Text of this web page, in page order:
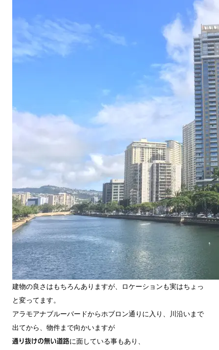
建物の良さはもちろんありますが、ロケーションも実はちょっ
と変ってます。
アラモアナブルーバードからホブロン通りに入り、川沿いまで
出てから、物件まで向かいますが
通り抜けの無い道路に面している事もあり、